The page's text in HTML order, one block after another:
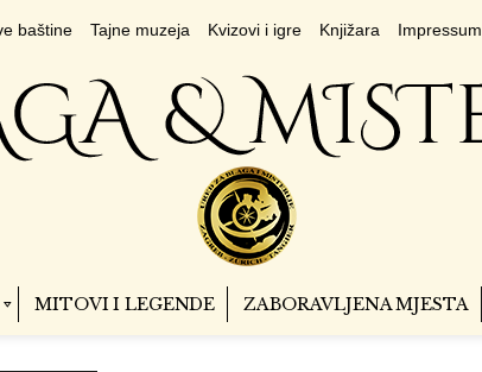
baštine Tajne muzeja Kvizovi i igre Knjižara Impressum
MITOVI I LEGENDE ZABORAVLJENA MJESTA